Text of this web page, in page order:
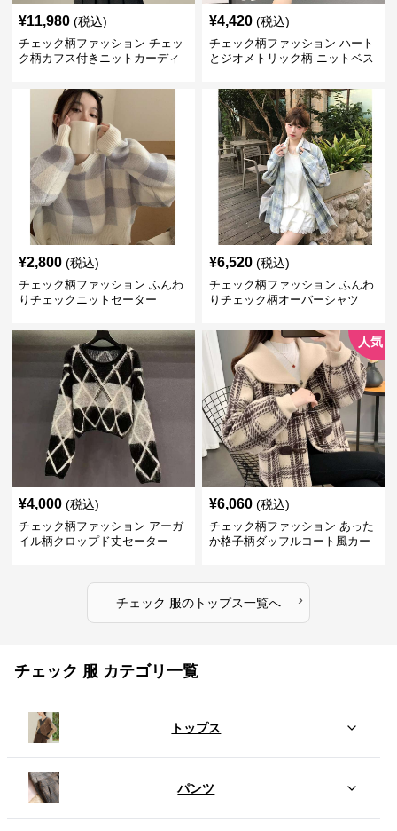
¥11,980 (税込)
チェック柄ファッション チェッ
ク柄カフス付きニットカーディ
¥4,420 (税込)
チェック柄ファッション ハート
とジオメトリック柄 ニットベス
¥2,800 (税込)
チェック柄ファッション ふんわ
りチェックニットセーター
¥6,520 (税込)
チェック柄ファッション ふんわ
りチェック柄オーバーシャツ
¥4,000 (税込)
チェック柄ファッション アーガ
イル柄クロップド丈セーター
人気
¥6,060 (税込)
チェック柄ファッション あった
か格子柄ダッフルコート風カー
チェック 服のトップス一覧へ ›
チェック 服 カテゴリ一覧
トップス
パンツ